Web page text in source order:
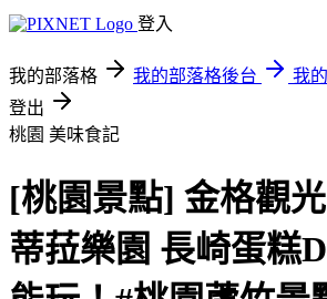
登入
我的部落格 我的部落格後台
我
登出
桃園 美味食記
[桃園景點] 金格觀
蒂菈樂園 長崎蛋糕